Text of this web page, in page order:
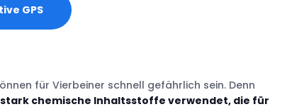
GPS
für Vierbeiner schnell gefährlich sein. Denn
stark chemische Inhaltsstoffe verwendet, die für